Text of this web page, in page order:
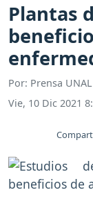
Plantas
Por: Prensa
Vie, 10 Dic 2021